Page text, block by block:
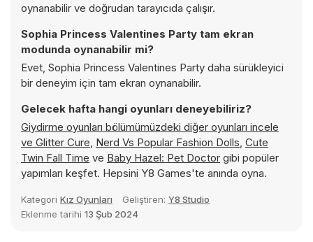
oynanabilir ve doğrudan tarayıcıda çalışır.
Sophia Princess Valentines Party tam ekran
modunda oynanabilir mi?
Evet, Sophia Princess Valentines Party daha sürükleyici
bir deneyim için tam ekran oynanabilir.
Gelecek hafta hangi oyunları deneyebiliriz?
Giydirme oyunları bölümümüzdeki diğer oyunları incele
ve Glitter Cure, Nerd Vs Popular Fashion Dolls, Cute
Twin Fall Time ve Baby Hazel: Pet Doctor gibi popüler
yapımları keşfet. Hepsini Y8 Games'te anında oyna.
Kategori Kız Oyunları Geliştiren: Y8 Studio
Eklenme tarihi 13 Şub 2024